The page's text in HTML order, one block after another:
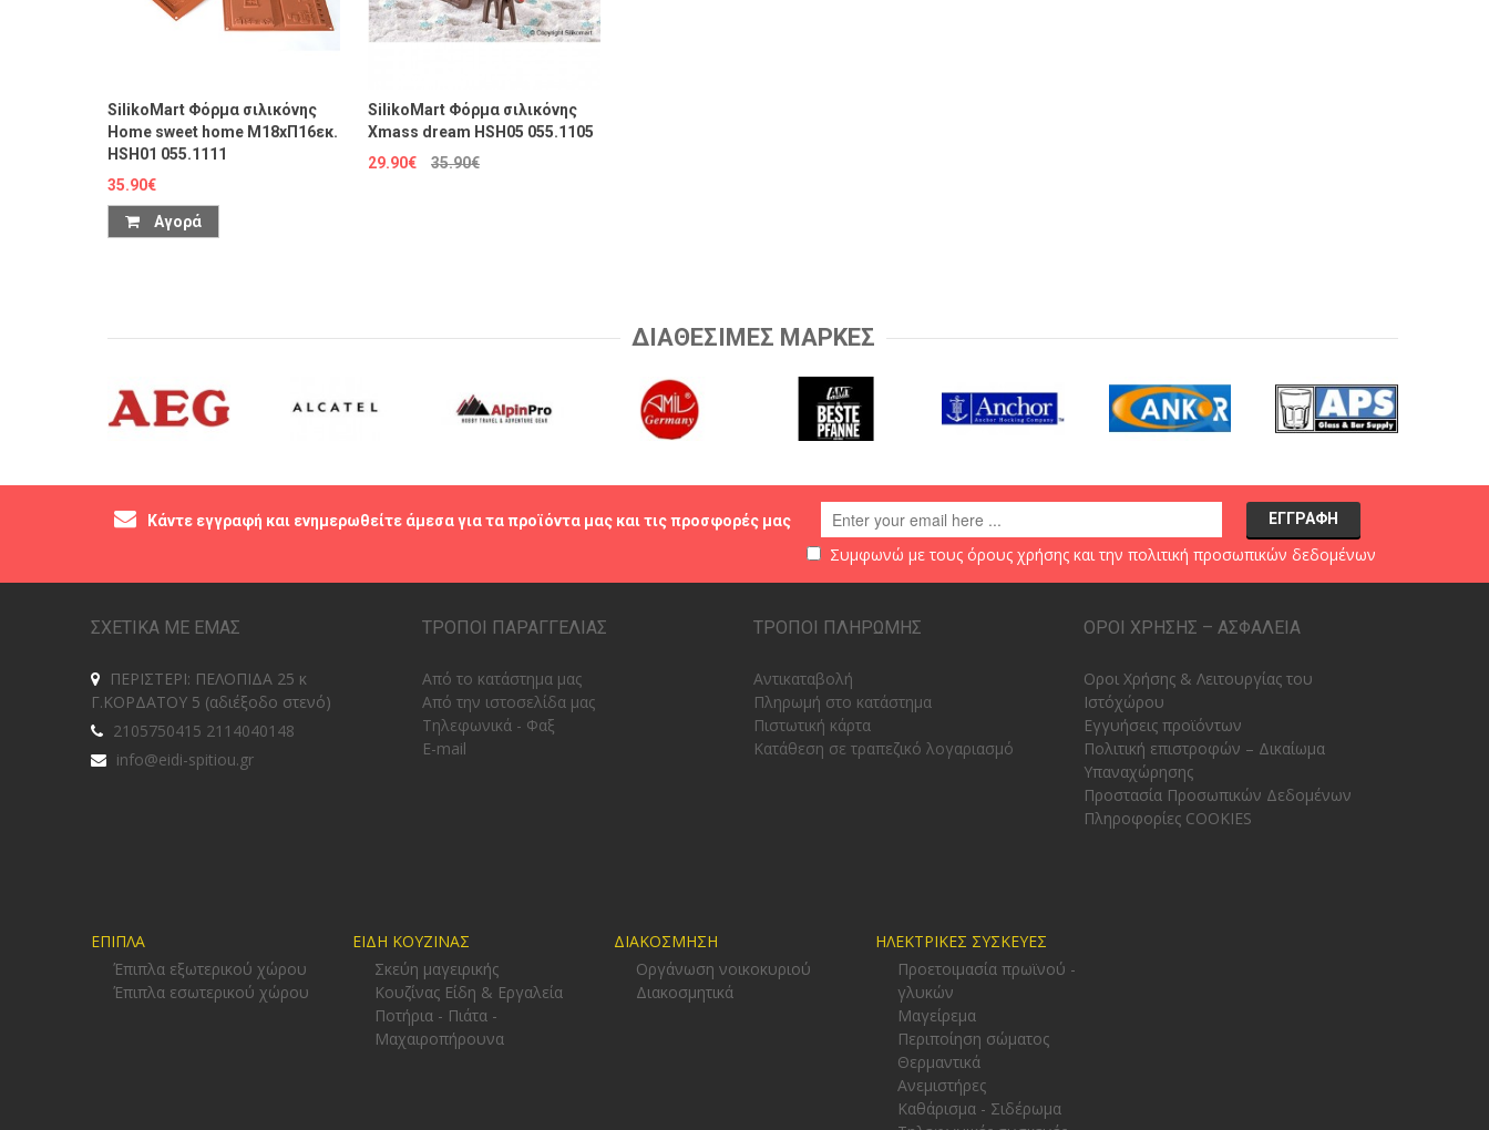
SilikoMart Φόρμα σιλικόνης
Home sweet home Μ18xΠ16εκ.
HSH01 055.1111
35.90€
Αγορά
SilikoMart Φόρμα σιλικόνης
Xmass dream HSH05 055.1105
29.90€
35.90€
ΔΙΑΘΕΣΙΜΕΣ ΜΑΡΚΕΣ
Κάντε εγγραφή και ενημερωθείτε άμεσα για τα προϊόντα μας και τις προσφορές μας
Συμφωνώ με τους όρους χρήσηςκαι την πολιτική προσωπικών δεδομένων
ΣΧΕΤΙΚΑ ΜΕ ΕΜΑΣ
ΠΕΡΙΣΤΕΡΙ: ΠΕΛΟΠΙΔΑ 25 κ
Γ.ΚΟΡΔΑΤΟΥ 5 (αδιέξοδο στενό)
2105750415 2114040148
info@eidi-spitiou.gr
ΤΡΟΠΟΙ ΠΑΡΑΓΓΕΛΙΑΣ
Από το κατάστημα μας
Από την ιστοσελίδα μας
Tηλεφωνικά - Φαξ
E-mail
ΤΡΟΠΟΙ ΠΛΗΡΩΜΗΣ
Αντικαταβολή
Πληρωμή στο κατάστημα
Πιστωτική κάρτα
Κατάθεση σε τραπεζικό λογαριασμό
ΟΡΟΙ ΧΡΗΣΗΣ – ΑΣΦΑΛΕΙΑ
Οροι Χρήσης & Λειτουργίας του
Ιστόχώρου
Εγγυήσεις προϊόντων
Πολιτική επιστροφών – Δικαίωμα
Υπαναχώρησης
Προστασία Προσωπικών Δεδομένων
Πληροφορίες COOKIES
ΕΠΙΠΛΑ
Έπιπλα εξωτερικού χώρου
Έπιπλα εσωτερικού χώρου
ΕΙΔΗ ΚΟΥΖΙΝΑΣ
Σκεύη μαγειρικής
Κουζίνας Είδη & Εργαλεία
Ποτήρια - Πιάτα -
Μαχαιροπήρουνα
ΔΙΑΚΟΣΜΗΣΗ
Οργάνωση νοικοκυριού
Διακοσμητικά
ΗΛΕΚΤΡΙΚΕΣ ΣΥΣΚΕΥΕΣ
Προετοιμασία πρωϊνού -
γλυκών
Μαγείρεμα
Περιποίηση σώματος
Θερμαντικά
Ανεμιστήρες
Καθάρισμα - Σιδέρωμα